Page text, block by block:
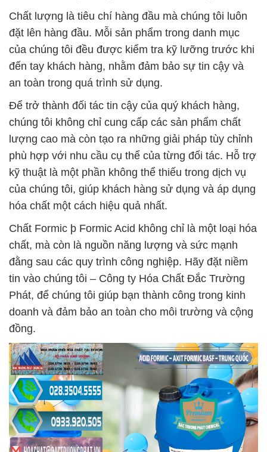
Chất lượng là tiêu chí hàng đầu mà chúng tôi luôn
đặt lên hàng đầu. Mỗi sản phẩm trong danh mục
của chúng tôi đều được kiểm tra kỹ lưỡng trước khi
đến tay khách hàng, nhằm đảm bảo sự tin cậy và
an toàn trong quá trình sử dụng.
Để trở thành đối tác tin cậy của quý khách hàng,
chúng tôi không chỉ cung cấp các sản phẩm chất
lượng cao mà còn tạo ra những giải pháp tùy chỉnh
phù hợp với nhu cầu cụ thể của từng đối tác. Hỗ trợ
kỹ thuật là một phần không thể thiếu trong dịch vụ
của chúng tôi, giúp khách hàng sử dụng và áp dụng
hóa chất một cách hiệu quả nhất.
Chất Formic þ Formic Acid không chỉ là một loại hóa
chất, mà còn là nguồn năng lượng và sức mạnh
đằng sau các quy trình công nghiệp. Hãy đặt niềm
tin vào chúng tôi – Công ty Hóa Chất Đắc Trường
Phát, để chúng tôi giúp bạn thành công trong kinh
doanh và đảm bảo an toàn cho môi trường và cộng
đồng.